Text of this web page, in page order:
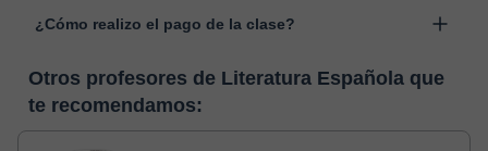
desarrollada para el ámbito formativo con muchas
pizarra virtual o el editor de textos a tiempo real. En el siguiente
enlace puedes ver una demo del aula y conocerla:Ver aula
virtual
¿Cómo realizo el pago de la clase?
horas, podrás realizar el pago mediante nuestro TPV virtual.
Tienes dos opciones para efectuar el pago:
- Tarjeta de crédito.
Otros profesores de Literatura Española que
te recomendamos: